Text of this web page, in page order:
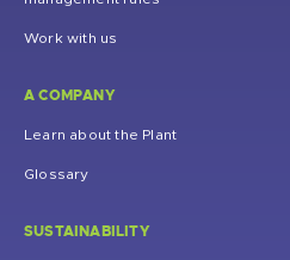
Work with us
A COMPANY
Learn about the Plant
Glossary
SUSTAINABILITY